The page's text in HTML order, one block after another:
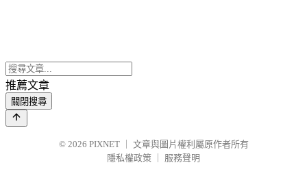
推薦文章
關閉搜尋
© 2026 PIXNET
文章與圖片權利屬原作者所有
隱私權政策
服務聲明